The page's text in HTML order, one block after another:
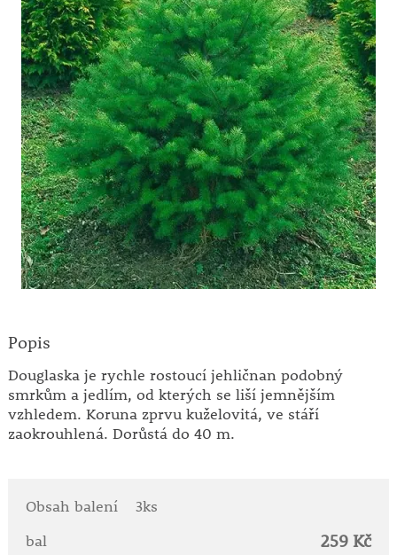
Popis
Douglaska je rychle rostoucí jehličnan podobný
smrkům a jedlím, od kterých se liší jemnějším
vzhledem. Koruna zprvu kuželovitá, ve stáří
zaokrouhlená. Dorůstá do 40 m.
Obsah balení
3ks
bal
259 Kč